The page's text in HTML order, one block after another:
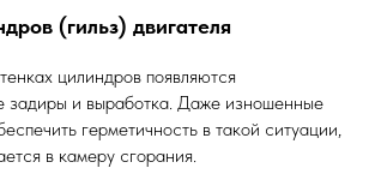
(гильз) двигателя
цилиндров появляются
задиры и выработка. Даже изношенные
герметичность в такой ситуации,
в камеру сгорания.